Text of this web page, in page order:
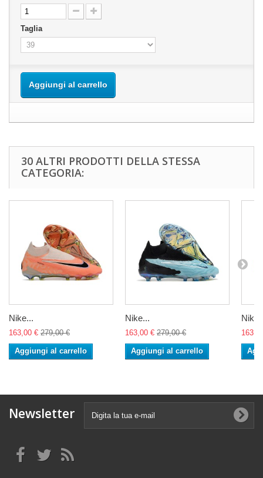
Taglia
Aggiungi al carrello
30 ALTRI PRODOTTI DELLA STESSA
CATEGORIA:
Nike...
163,00 € 279,00 €
Aggiungi al carrello
Nike...
163,00 € 279,00 €
Aggiungi al carrello
Newsletter